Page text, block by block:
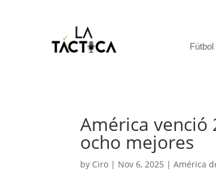
América venció
ocho mejores
by Ciro | Nov 6, 2025 |América